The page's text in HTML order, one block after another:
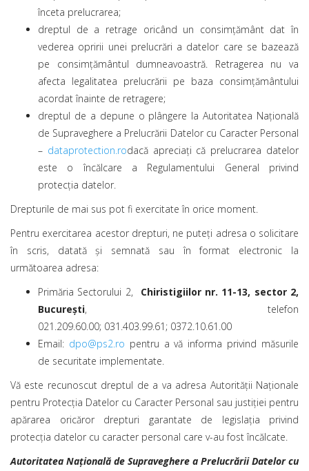
înceta prelucrarea;
dreptul de a retrage oricând un consimțământ dat în
vederea opririi unei prelucrări a datelor care se bazează
pe consimțământul dumneavoastră. Retragerea nu va
afecta legalitatea prelucrării pe baza consimțământului
acordat înainte de retragere;
dreptul de a depune o plângere la Autoritatea Națională
de Supraveghere a Prelucrării Datelor cu Caracter Personal
– dataprotection.rodacă apreciați că prelucrarea datelor
este o încălcare a Regulamentului General privind
protecția datelor.
Drepturile de mai sus pot fi exercitate în orice moment.
Pentru exercitarea acestor drepturi, ne puteți adresa o solicitare
în scris, datată și semnată sau în format electronic la
următoarea adresa:
Primăria Sectorului 2,
Chiristigiilor nr. 11-13, sector 2,
București, telefon
021.209.60.00; 031.403.99.61; 0372.10.61.00
Email: dpo@ps2.ro pentru a vă informa privind măsurile
de securitate implementate.
Vă este recunoscut dreptul de a va adresa Autorității Naționale
pentru Protecția Datelor cu Caracter Personal sau justiției pentru
apărarea oricăror drepturi garantate de legislația privind
protecția datelor cu caracter personal care v-au fost încălcate.
Autoritatea Națională de Supraveghere a Prelucrării Datelor cu